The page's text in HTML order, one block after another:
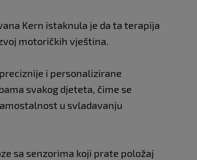
Kern istaknula je da ta terapija
motoričkih vještina.
i personalizirane
svakog djeteta, čime se
u svladavanju
sa senzorima koji prate položaj